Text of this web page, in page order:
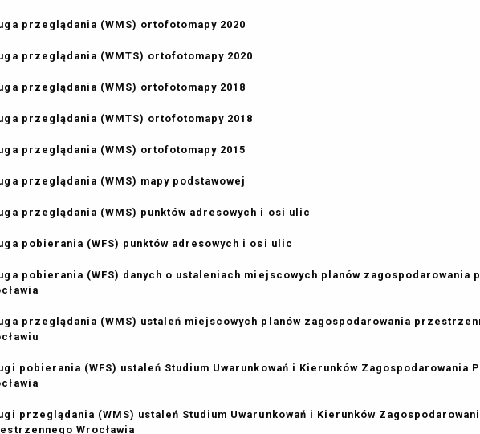
przeglądania (WMS) ortofotomapy 2020
przeglądania (WMTS) ortofotomapy 2020
przeglądania (WMS) ortofotomapy 2018
przeglądania (WMTS) ortofotomapy 2018
przeglądania (WMS) ortofotomapy 2015
przeglądania (WMS) mapy podstawowej
przeglądania (WMS) punktów adresowych i osi ulic
pobierania (WFS) punktów adresowych i osi ulic
pobierania (WFS) danych o ustaleniach miejscowych planów zagospodarowania
przeglądania (WMS) ustaleń miejscowych planów zagospodarowania
pobierania (WFS) ustaleń Studium Uwarunkowań i Kierunków Zagospodarowania
przeglądania (WMS) ustaleń Studium Uwarunkowań i Kierunków
Wrocławia